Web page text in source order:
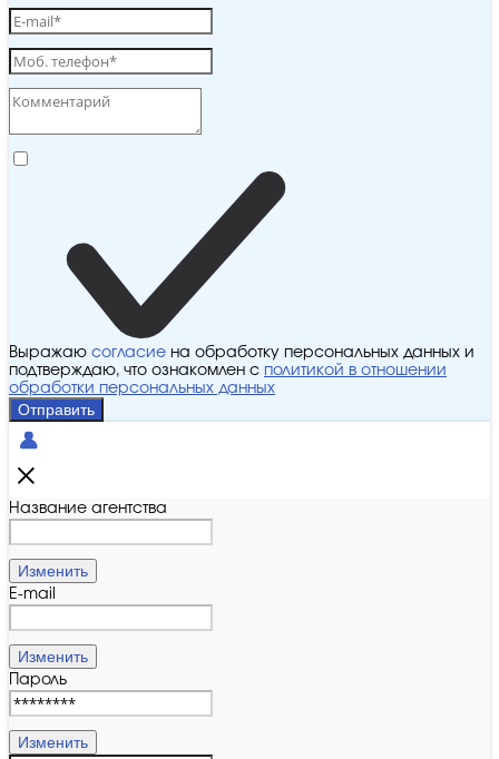
Выражаю согласие на обработку персональных данных и
подтверждаю, что ознакомлен с политикой в отношении
обработки персональных данных
Отправить
Название агентства
Изменить
E-mail
Изменить
Пароль
Изменить